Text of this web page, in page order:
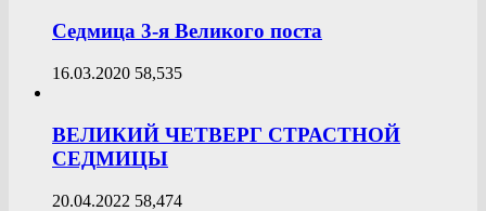
Седмица 3-я Великого поста
16.03.2020 58,535
ВЕЛИКИЙ ЧЕТВЕРГ СТРАСТНОЙ
СЕДМИЦЫ
20.04.2022 58,474